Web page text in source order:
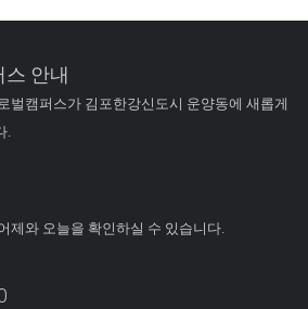
안내
벌캠퍼스가 김포한강신도시 운양동에 새롭게
.
제와 오늘을 확인하실 수 있습니다.